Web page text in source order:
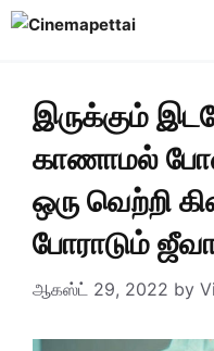
Skip
இருக்கும்
காணாமல்
ஒரு வெற்றி
போராடும்
ஆகஸ்ட் 29, 2022 by